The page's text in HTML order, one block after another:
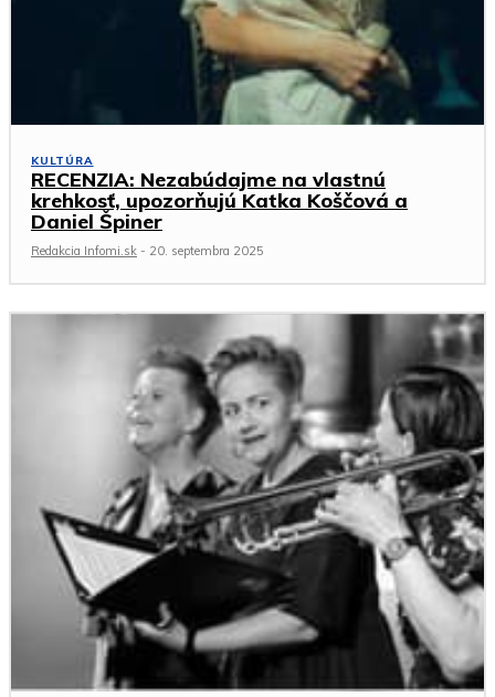
KULTÚRA
RECENZIA: Nezabúdajme na vlastnú
krehkosť, upozorňujú Katka Koščová a
Daniel Špiner
Redakcia Infomi.sk - 20. septembra 2025